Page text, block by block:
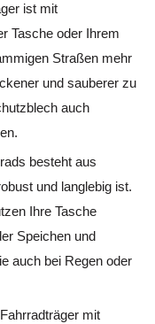
ist mit
Tasche oder Ihrem
Straßen mehr
und sauberer zu
auch
besteht aus
und langlebig ist.
Ihre Tasche
Speichen und
auch bei Regen oder
mit